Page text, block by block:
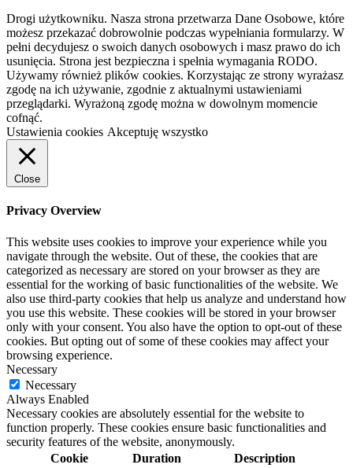
Drogi użytkowniku. Nasza strona przetwarza Dane Osobowe, które
możesz przekazać dobrowolnie podczas wypełniania formularzy. W
pełni decydujesz o swoich danych osobowych i masz prawo do ich
usunięcia. Strona jest bezpieczna i spełnia wymagania RODO.
Używamy również plików cookies. Korzystając ze strony wyrażasz
zgodę na ich używanie, zgodnie z aktualnymi ustawieniami
przeglądarki. Wyrażoną zgodę można w dowolnym momencie
cofnąć.
Ustawienia cookies Akceptuję wszystko
Close
Privacy Overview
This website uses cookies to improve your experience while you
navigate through the website. Out of these, the cookies that are
categorized as necessary are stored on your browser as they are
essential for the working of basic functionalities of the website. We
also use third-party cookies that help us analyze and understand how
you use this website. These cookies will be stored in your browser
only with your consent. You also have the option to opt-out of these
cookies. But opting out of some of these cookies may affect your
browsing experience.
Necessary
Necessary
Always Enabled
Necessary cookies are absolutely essential for the website to
function properly. These cookies ensure basic functionalities and
security features of the website, anonymously.
Cookie
Duration Description